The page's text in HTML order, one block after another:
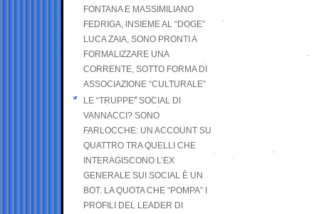
FONTANA E MASSIMILIANO
FEDRIGA, INSIEME AL “DOGE”
LUCA ZAIA, SONO PRONTI A
FORMALIZZARE UNA
CORRENTE, SOTTO FORMA DI
ASSOCIAZIONE “CULTURALE”
LE “TRUPPE” SOCIAL DI
VANNACCI? SONO
FARLOCCHE: UN ACCOUNT SU
QUATTRO TRA QUELLI CHE
INTERAGISCONO L’EX
GENERALE SUI SOCIAL È UN
BOT. LA QUOTA CHE “POMPA” I
PROFILI DEL LEADER DI